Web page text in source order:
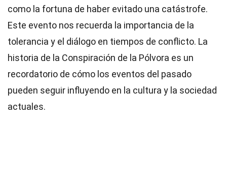
como la fortuna de haber evitado una catástrofe.
Este evento nos recuerda la importancia de la
tolerancia y el diálogo en tiempos de conflicto. La
historia de la Conspiración de la Pólvora es un
recordatorio de cómo los eventos del pasado
pueden seguir influyendo en la cultura y la sociedad
actuales.